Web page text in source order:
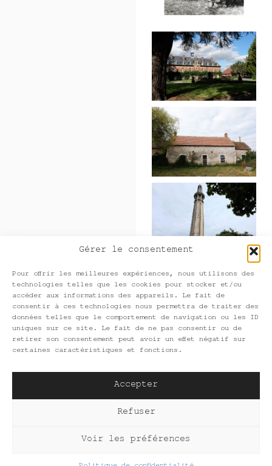
Gérer le consentement
Pour offrir les meilleures expériences, nous utilisons des
technologies telles que les cookies pour stocker et/ou
accéder aux informations des appareils. Le fait de
consentir à ces technologies nous permettra de traiter des
données telles que le comportement de navigation ou les ID
uniques sur ce site. Le fait de ne pas consentir ou de
retirer son consentement peut avoir un effet négatif sur
certaines caractéristiques et fonctions.
Accepter
Refuser
Voir les préférences